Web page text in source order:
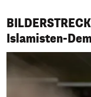
Islamisten-
1/6